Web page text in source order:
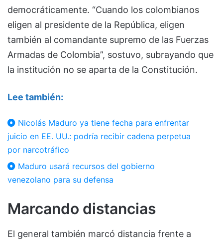
democráticamente. “Cuando los colombianos
eligen al presidente de la República, eligen
también al comandante supremo de las Fuerzas
Armadas de Colombia”, sostuvo, subrayando que
la institución no se aparta de la Constitución.
Lee también:
Nicolás Maduro ya tiene fecha para enfrentar
juicio en EE. UU.: podría recibir cadena perpetua
por narcotráfico
Maduro usará recursos del gobierno
venezolano para su defensa
Marcando distancias
El general también marcó distancia frente a